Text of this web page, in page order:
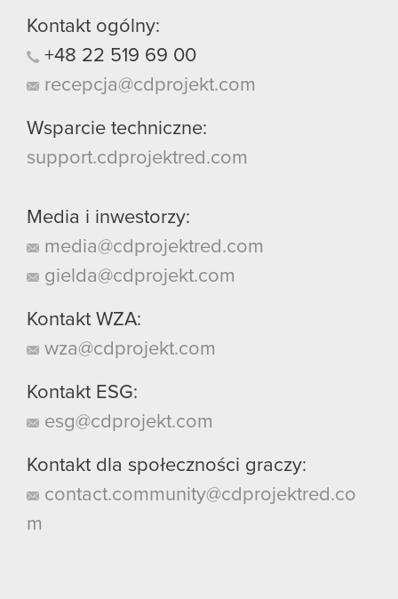
Kontakt ogólny:
+48 22 519 69 00
recepcja@cdprojekt.com
Wsparcie techniczne:
support.cdprojektred.com
Media i inwestorzy:
media@cdprojektred.com
gielda@cdprojekt.com
Kontakt WZA:
wza@cdprojekt.com
Kontakt ESG:
esg@cdprojekt.com
Kontakt dla społeczności graczy:
contact.community@cdprojektred.co
m